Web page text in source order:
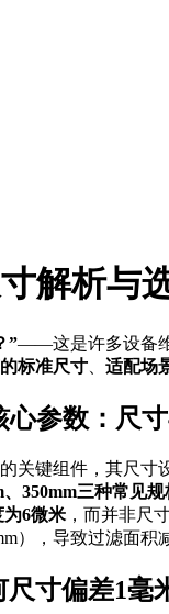
解析与
”——这是许多设备维
标准尺寸 适配场
心参数：尺
关键组件，其尺寸
350mm三种常见规
为6微米 ，而并非尺
），导致过滤面
寸偏差1毫